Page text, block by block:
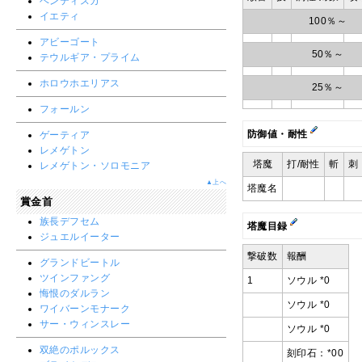
100％～
50％～
25％～
防御値・耐性
塔魔 打/耐性 斬 刺
塔魔名
塔魔目録
撃破数 報酬
1 ソウル *0
ソウル *0
ソウル *0
刻印石：*00
イエティ
アビーゴート
テウルギア・プライム
ホロウホエリアス
フォールン
ゲーティア
レメゲトン
レメゲトン・ソロモニア
▲上へ
賞金首
族長デフセム
ジュエルイーター
グランドビートル
ツインファング
悔恨のダルラン
ワイバーンモナーク
サー・ウィンスレー
双絶のポルックス